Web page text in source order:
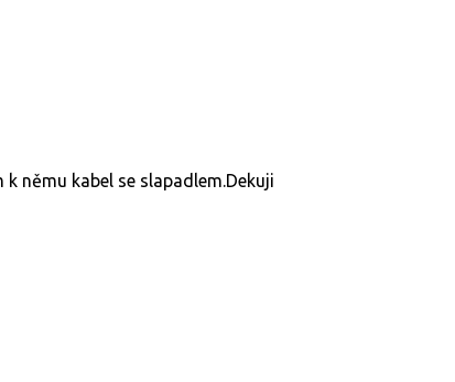
němu kabel se slapadlem.Dekuji